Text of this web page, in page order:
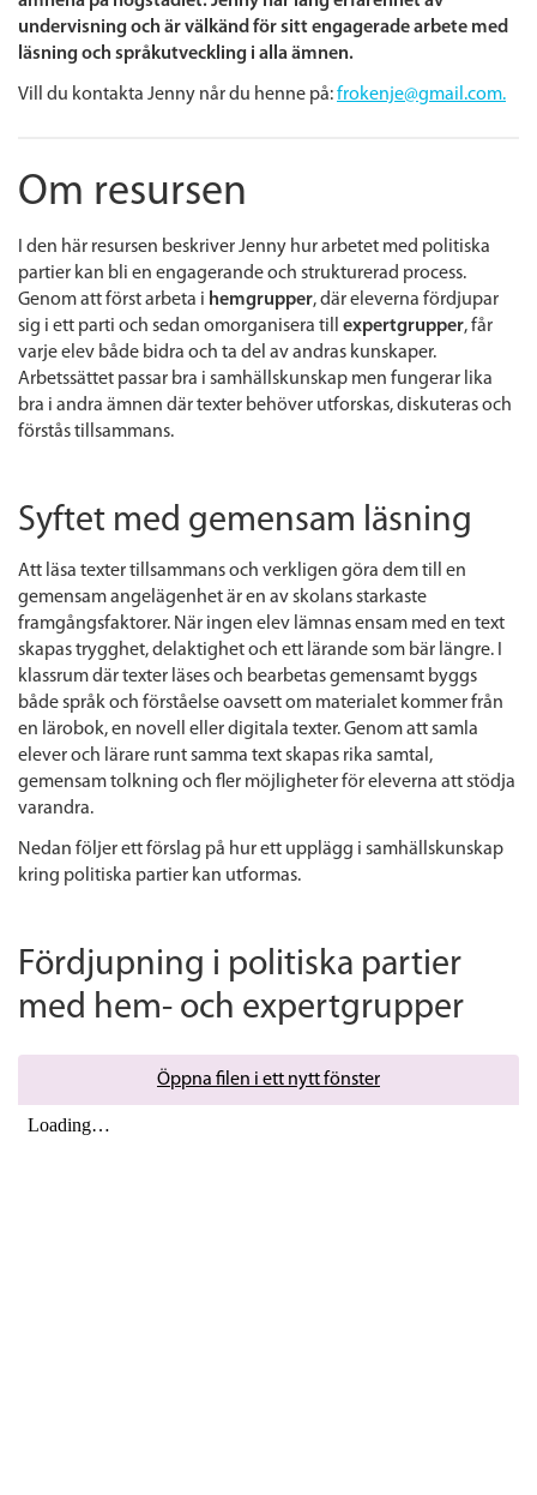
undervisning och är välkänd för sitt engagerade arbete med
läsning och språkutveckling i alla ämnen.
Vill du kontakta Jenny når du henne på:frokenje@gmail.com.
Om resursen
I den här resursen beskriver Jenny hur arbetet med politiska
partier kan bli en engagerande och strukturerad process.
Genom att först arbeta i hemgrupper, där eleverna fördjupar
sig i ett parti och sedan omorganisera till expertgrupper, får
varje elev både bidra och ta del av andras kunskaper.
Arbetssättet passar bra i samhällskunskap men fungerar lika
bra i andra ämnen där texter behöver utforskas, diskuteras och
förstås tillsammans.
Syftet med gemensam läsning
Att läsa texter tillsammans och verkligen göra dem till en
gemensam angelägenhet är en av skolans starkaste
framgångsfaktorer. När ingen elev lämnas ensam med en text
skapas trygghet, delaktighet och ett lärande som bär längre.
klassrum där texter läses och bearbetas gemensamt byggs
både språk och förståelse oavsett om materialet kommer från
en lärobok, en novell eller digitala texter. Genom att samla
elever och lärare runt samma text skapas rika samtal,
gemensam tolkning och fler möjligheter för eleverna att stödja
varandra.
Nedan följer ett förslag på hur ett upplägg i samhällskunskap
kring politiska partier kan utformas.
Fördjupning i politiska partier
med hem- och expertgrupper
Öppna filen i ett nytt fönster